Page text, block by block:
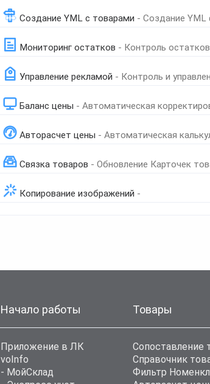
Создание YML с товарами - Создание YML
Мониторинг остатков - Контроль
Управление рекламой - Контроль и
Баланс цены - Автоматическая
Авторасчет цены - Автоматическая
Связка товаров - Обновление Карточек
Копирование изображений -
Начало работы
Приложение в ЛК
voInfo
- МойСклад
Товары
Сопоставление
Справочник
Фильтр